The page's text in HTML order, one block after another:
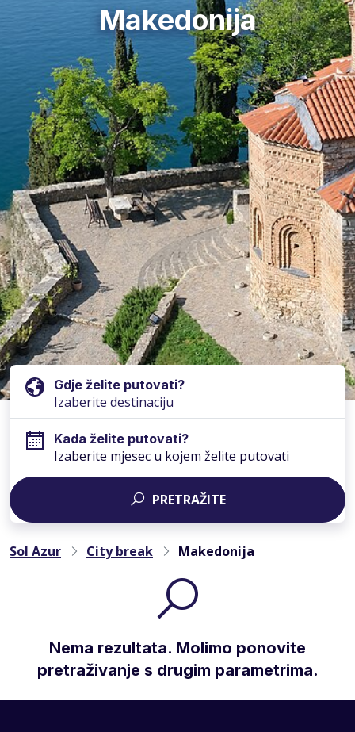
Makedonija
Gdje želite putovati?
Kada želite putovati?
Izaberite mjesec u kojem želite putovati
PRETRAŽITE
Sol Azur City break Makedonija
Nema rezultata. Molimo ponovite
pretraživanje s drugim parametrima.